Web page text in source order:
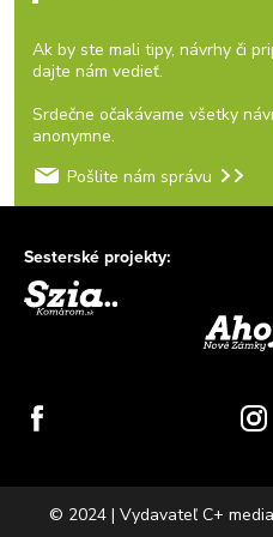
Ak by ste mali tipy, návrhy či
dajte nám vedieť.
Srdečne očakávame všetky
anonymne.
Pošlite nám správu
Sesterské projekty:
© 2024 | Vydavateľ C+